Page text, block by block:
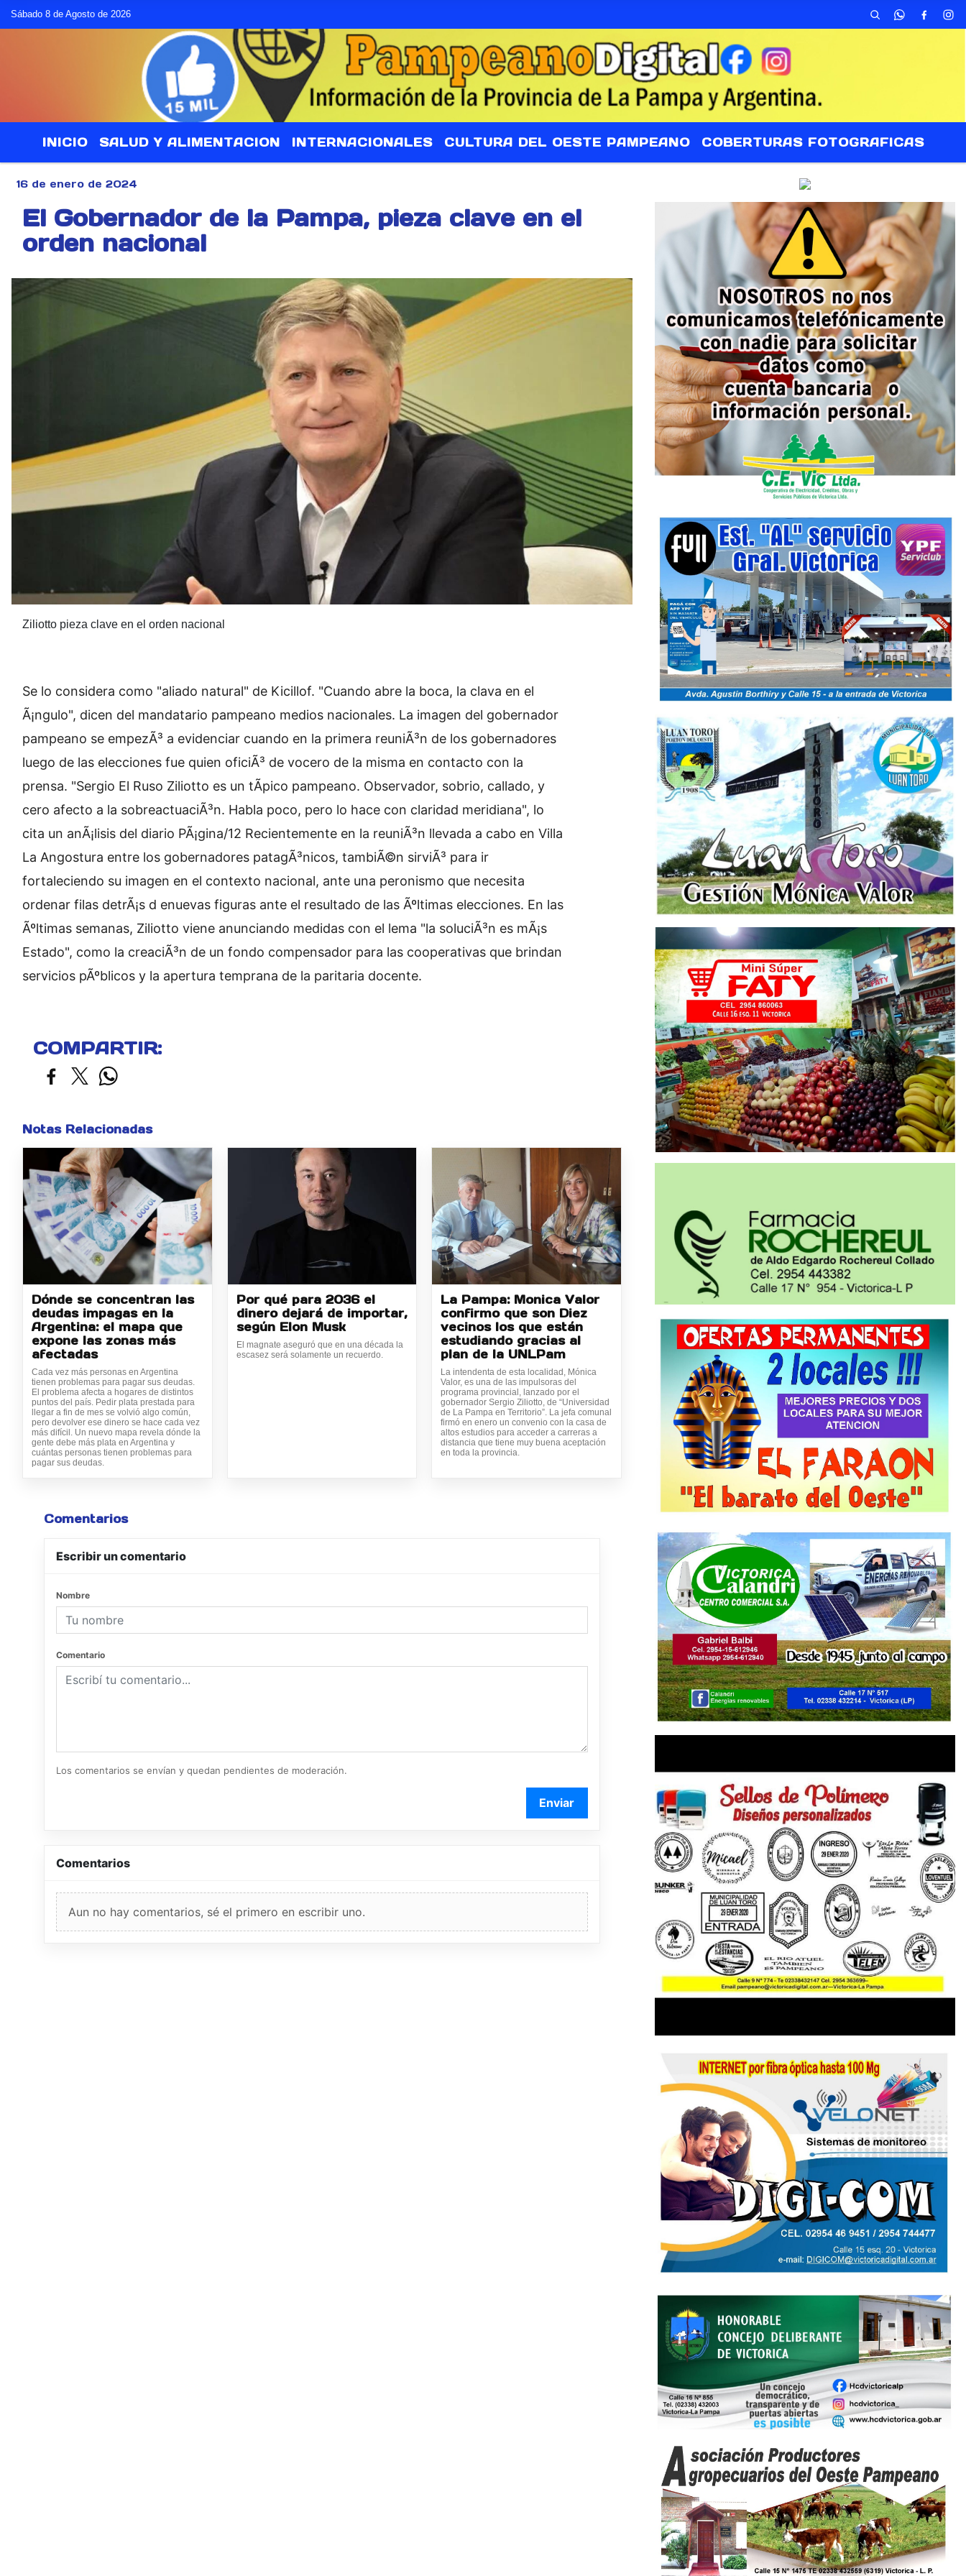
Sábado 8 de Agosto de 2026
INICIO SALUD Y ALIMENTACION INTERNACIONALES CULTURA DEL OESTE PAMPEANO COBERTURAS FOTOGRAFICAS
16 de enero de 2024
El Gobernador de la Pampa, pieza clave en el
orden nacional
Ziliotto pieza clave en el orden nacional
Se lo considera como "aliado natural" de Kicillof. "Cuando abre la boca, la clava en el
Ã¡ngulo", dicen del mandatario pampeano medios nacionales. La imagen del gobernador
pampeano se empezÃ³ a evidenciar cuando en la primera reuniÃ³n de los gobernadores
luego de las elecciones fue quien oficiÃ³ de vocero de la misma en contacto con la
prensa. "Sergio El Ruso Ziliotto es un tÃ­pico pampeano. Observador, sobrio, callado, y
cero afecto a la sobreactuaciÃ³n. Habla poco, pero lo hace con claridad meridiana", lo
cita un anÃ¡lisis del diario PÃ¡gina/12 Recientemente en la reuniÃ³n llevada a cabo en Villa
La Angostura entre los gobernadores patagÃ³nicos, tambiÃ©n sirviÃ³ para ir
fortaleciendo su imagen en el contexto nacional, ante una peronismo que necesita
ordenar filas detrÃ¡s d enuevas figuras ante el resultado de las Ãºltimas elecciones. En las
Ãºltimas semanas, Ziliotto viene anunciando medidas con el lema "la soluciÃ³n es mÃ¡s
Estado", como la creaciÃ³n de un fondo compensador para las cooperativas que brindan
servicios pÃºblicos y la apertura temprana de la paritaria docente.
COMPARTIR:
Notas Relacionadas
Dónde se concentran las
deudas impagas en la
Argentina: el mapa que
expone las zonas más
afectadas
Cada vez más personas en Argentina
tienen problemas para pagar sus deudas.
El problema afecta a hogares de distintos
puntos del país. Pedir plata prestada para
llegar a fin de mes se volvió algo común,
pero devolver ese dinero se hace cada vez
más difícil. Un nuevo mapa revela dónde la
gente debe más plata en Argentina y
cuántas personas tienen problemas para
pagar sus deudas.
Por qué para 2036 el
dinero dejará de importar,
según Elon Musk
El magnate aseguró que en una década la
escasez será solamente un recuerdo.
La Pampa: Monica Valor
confirmo que son Diez
vecinos los que están
estudiando gracias al
plan de la UNLPam
La intendenta de esta localidad, Mónica
Valor, es una de las impulsoras del
programa provincial, lanzado por el
gobernador Sergio Ziliotto, de “Universidad
de La Pampa en Territorio”. La jefa comunal
firmó en enero un convenio con la casa de
altos estudios para acceder a carreras a
distancia que tiene muy buena aceptación
en toda la provincia.
Comentarios
Escribir un comentario
Nombre
Comentario
Los comentarios se envían y quedan pendientes de moderación.
Enviar
Comentarios
Aun no hay comentarios, sé el primero en escribir uno.